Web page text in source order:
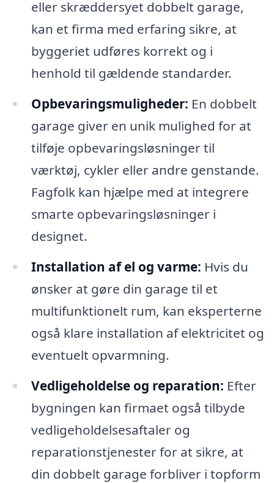
eller skræddersyet dobbelt garage,
kan et firma med erfaring sikre, at
byggeriet udføres korrekt og i
henhold til gældende standarder.
Opbevaringsmuligheder: En dobbelt
garage giver en unik mulighed for at
tilføje opbevaringsløsninger til
værktøj, cykler eller andre genstande.
Fagfolk kan hjælpe med at integrere
smarte opbevaringsløsninger i
designet.
Installation af el og varme: Hvis du
ønsker at gøre din garage til et
multifunktionelt rum, kan eksperterne
også klare installation af elektricitet og
eventuelt opvarmning.
Vedligeholdelse og reparation: Efter
bygningen kan firmaet også tilbyde
vedligeholdelsesaftaler og
reparationstjenester for at sikre, at
din dobbelt garage forbliver i topform